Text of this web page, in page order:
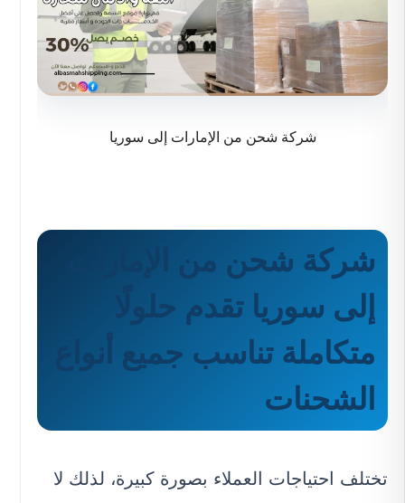
شركة شحن من الإمارات إلى سوريا
شركة شحن من الإمارات
إلى سوريا تقدم حلولًا
متكاملة تناسب جميع أنواع
الشحنات
تختلف احتياجات العملاء بصورة كبيرة، لذلك لا